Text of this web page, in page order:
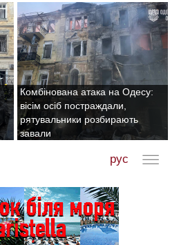
Комбінована атака на Одесу:
вісім осіб постраждали,
рятувальники розбирають
завали
рус